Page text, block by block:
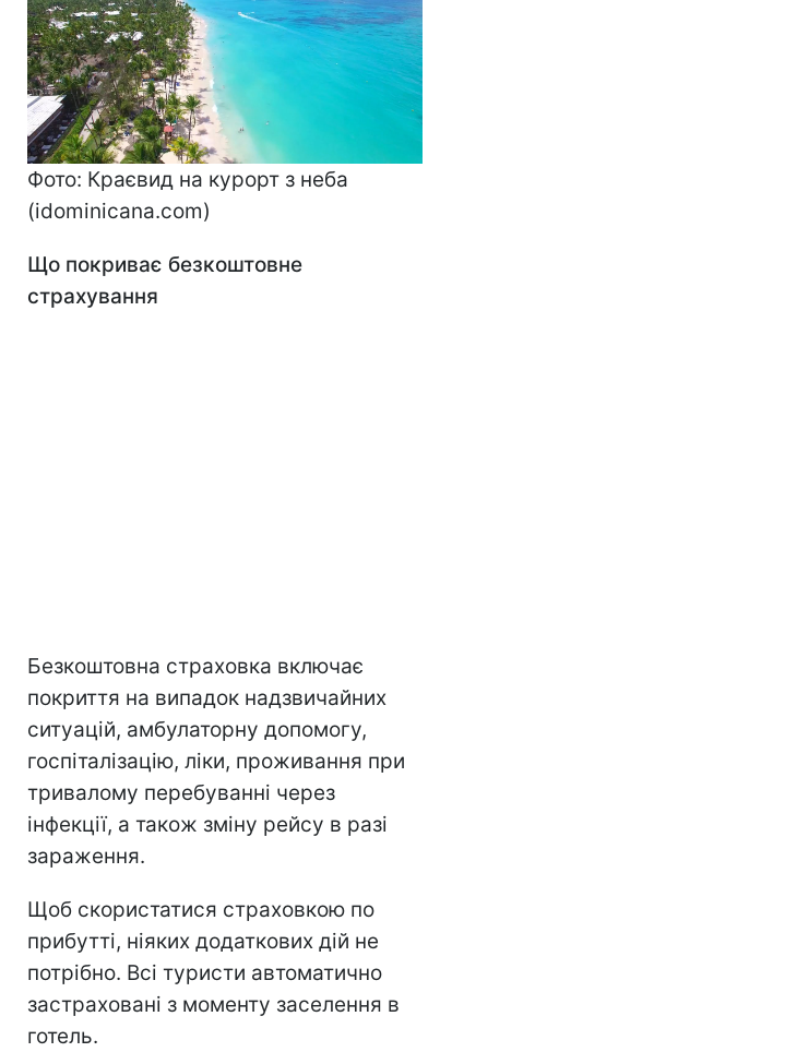
Фото: Краєвид на курорт з неба
(idominicana.com)
Що покриває безкоштовне
страхування
Безкоштовна страховка включає
покриття на випадок надзвичайних
ситуацій, амбулаторну допомогу,
госпіталізацію, ліки, проживання при
тривалому перебуванні через
інфекції, а також зміну рейсу в разі
зараження.
Щоб скористатися страховкою по
прибутті, ніяких додаткових дій не
потрібно. Всі туристи автоматично
застраховані з моменту заселення в
готель.